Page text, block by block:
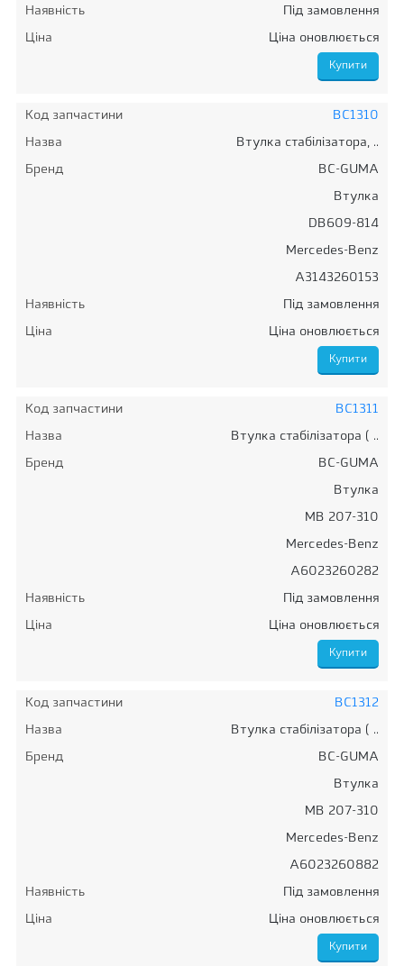
Наявність
Під замовлення
Ціна
Ціна оновлюється
Код запчастини
BC1310
Назва
Втулка стабілізатора, ..
Бренд
BC-GUMA
Втулка
DB609-814
Mercedes-Benz
A3143260153
Наявність
Під замовлення
Ціна
Ціна оновлюється
Код запчастини
BC1311
Назва
Втулка стабілізатора ( ..
Бренд
BC-GUMA
Втулка
MB 207-310
Mercedes-Benz
A6023260282
Наявність
Під замовлення
Ціна
Ціна оновлюється
Код запчастини
BC1312
Назва
Втулка стабілізатора ( ..
Бренд
BC-GUMA
Втулка
MB 207-310
Mercedes-Benz
A6023260882
Наявність
Під замовлення
Ціна
Ціна оновлюється